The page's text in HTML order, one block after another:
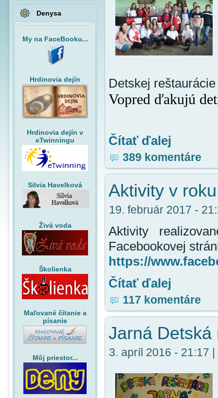
Denysa
My na FaceBooku...
Hrdinovia dejín
Hrdinovia dejín v
eTwinningu
Silvia Havelková
Živá voda
Školienka
Maľované čítanie a
písanie
Môj priestor...
Detskej
Vopred ďakujú
Čítať ďalej
389 komentáre
Aktivity v
19. február 2017 -
Aktivity
Facebookovej
https://
Čítať ďalej
117 komentáre
Jarná Detská
3. apríl 2016 - 21:17 |